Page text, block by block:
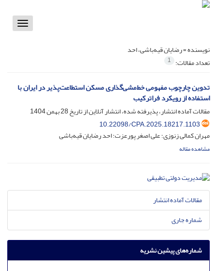
Toggle
نویسنده =رضایان قیه‌باشی، احد
تعداد مقالات: 1
تدوین چارچوب مفهومی خط‌مشی‌گذاری مسکن استطاعت‌پذیر در ایران با
استفاده از رویکرد فراترکیب
مقالات آماده انتشار، پذیرفته شده، انتشار آنلاین از تاریخ28 بهمن 1404
10.22098/CPA.2025.18217.1103
مهران کمالی زنوزی؛ علی اصغر پورعزت؛ احد رضایان قیه‌باشی
مشاهده مقاله
مقالات آماده انتشار
شماره جاری
شماره‌های پیشین نشریه